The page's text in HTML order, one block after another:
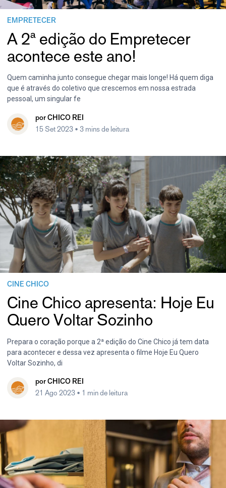
EMPRETECER
A 2ª edição do Empretecer
acontece este ano!
Quem caminha junto consegue chegar mais longe! Há quem diga
que é através do coletivo que crescemos em nossa estrada
pessoal, um singular fe
por CHICO REI
15 Set 2023 • 3 mins de leitura
CINE CHICO
Cine Chico apresenta: Hoje Eu
Quero Voltar Sozinho
Prepara o coração porque a 2ª edição do Cine Chico já tem data
para acontecer e dessa vez apresenta o filme Hoje Eu Quero
Voltar Sozinho, di
por CHICO REI
21 Ago 2023 • 1 min de leitura